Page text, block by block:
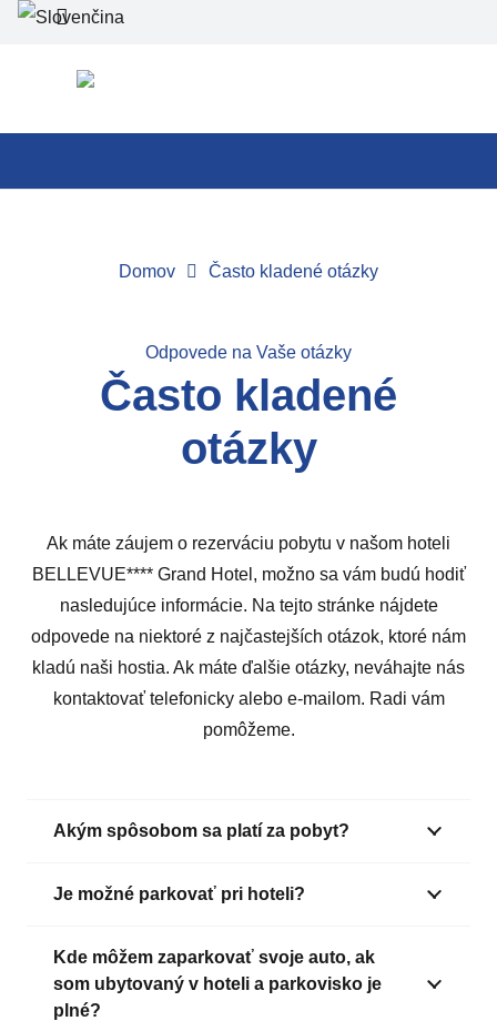
Domov Často kladené otázky
Odpovede na Vaše otázky
Často kladené
otázky
Ak máte záujem o rezerváciu pobytu v našom hoteli
BELLEVUE**** Grand Hotel, možno sa vám budú hodiť
nasledujúce informácie. Na tejto stránke nájdete
odpovede na niektoré z najčastejších otázok, ktoré nám
kladú naši hostia. Ak máte ďalšie otázky, neváhajte nás
kontaktovať telefonicky alebo e-mailom. Radi vám
pomôžeme.
Akým spôsobom sa platí za pobyt?
Je možné parkovať pri hoteli?
Kde môžem zaparkovať svoje auto, ak
som ubytovaný v hoteli a parkovisko je
plné?